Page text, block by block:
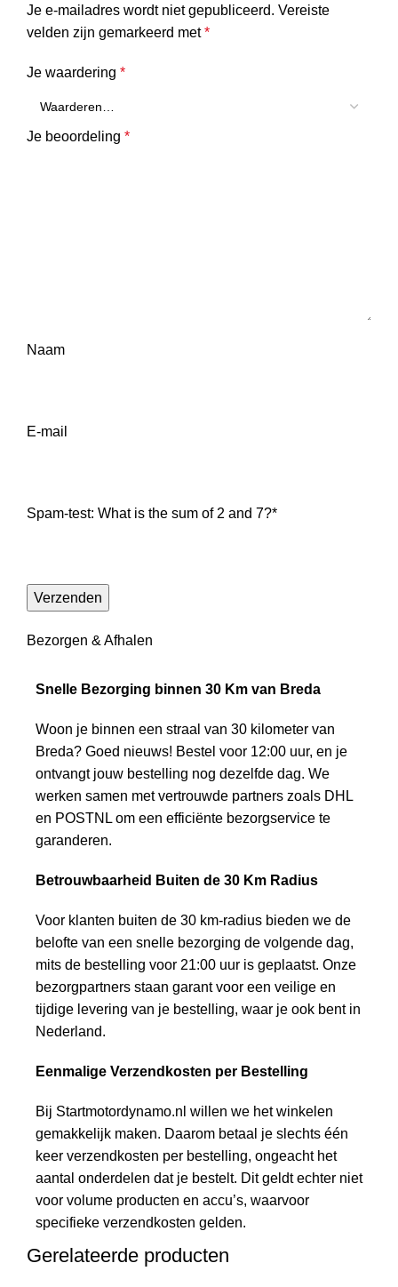
Je e-mailadres wordt niet gepubliceerd. Vereiste
velden zijn gemarkeerd met*
Je waardering *
Je beoordeling *
Naam
E-mail
Spam-test: What is the sum of 2 and 7?*
Bezorgen & Afhalen
Snelle Bezorging binnen 30 Km van Breda
Woon je binnen een straal van 30 kilometer van
Breda? Goed nieuws! Bestel voor 12:00 uur, en je
ontvangt jouw bestelling nog dezelfde dag. We
werken samen met vertrouwde partners zoals DHL
en POSTNL om een efficiënte bezorgservice te
garanderen.
Betrouwbaarheid Buiten de 30 Km Radius
Voor klanten buiten de 30 km-radius bieden we de
belofte van een snelle bezorging de volgende dag,
mits de bestelling voor 21:00 uur is geplaatst. Onze
bezorgpartners staan garant voor een veilige en
tijdige levering van je bestelling, waar je ook bent in
Nederland.
Eenmalige Verzendkosten per Bestelling
Bij Startmotordynamo.nl willen we het winkelen
gemakkelijk maken. Daarom betaal je slechts één
keer verzendkosten per bestelling, ongeacht het
aantal onderdelen dat je bestelt. Dit geldt echter niet
voor volume producten en accu’s, waarvoor
specifieke verzendkosten gelden.
Gerelateerde producten